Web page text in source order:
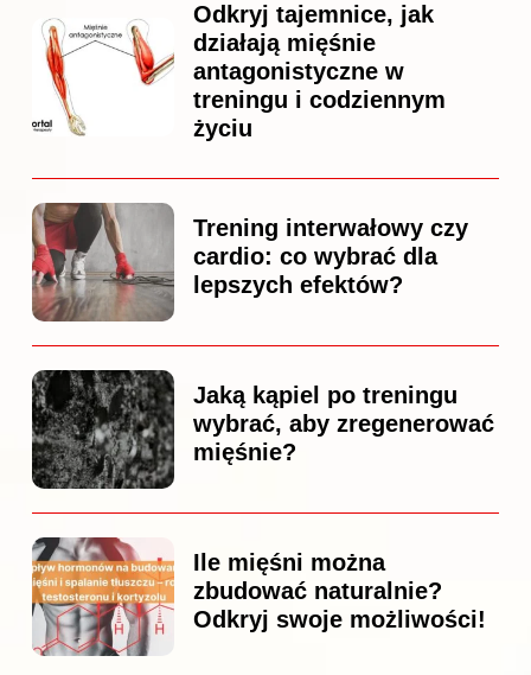
Odkryj tajemnice, jak
działają mięśnie
antagonistyczne w
treningu i codziennym
życiu
Trening interwałowy czy
cardio: co wybrać dla
lepszych efektów?
Jaką kąpiel po treningu
wybrać, aby zregenerować
mięśnie?
Ile mięśni można
zbudować naturalnie?
Odkryj swoje możliwości!